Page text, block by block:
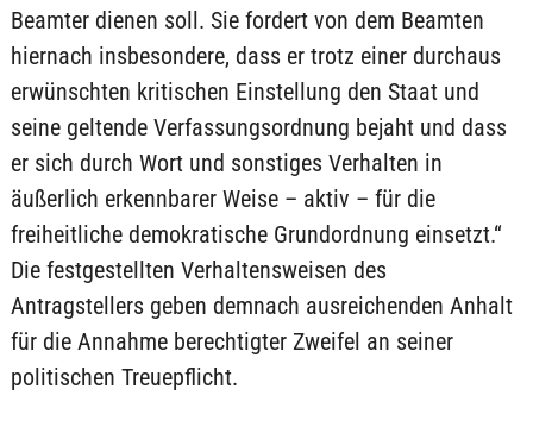
Beamter dienen soll. Sie fordert von dem Beamten
hiernach insbesondere, dass er trotz einer durchaus
erwünschten kritischen Einstellung den Staat und
seine geltende Verfassungsordnung bejaht und dass
er sich durch Wort und sonstiges Verhalten in
äußerlich erkennbarer Weise – aktiv – für die
freiheitliche demokratische Grundordnung einsetzt.“
Die festgestellten Verhaltensweisen des
Antragstellers geben demnach ausreichenden Anhalt
für die Annahme berechtigter Zweifel an seiner
politischen Treuepflicht.